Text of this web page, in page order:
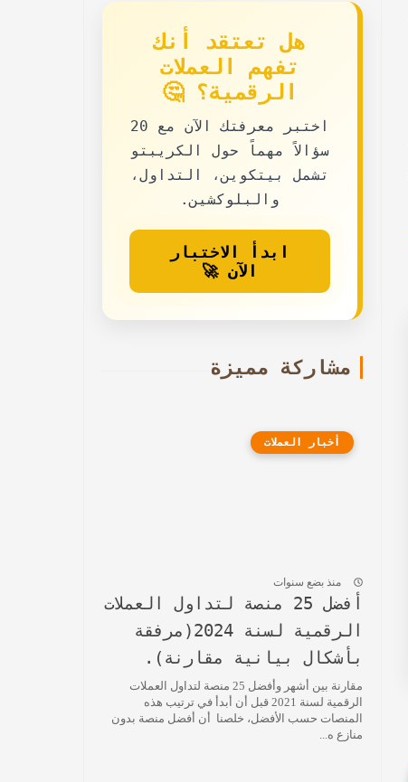
هل تعتقد أنك
تفهم العملات
الرقمية؟ 🤔
اختبر معرفتك الآن مع 20
سؤالاً مهماً حول الكريبتو
تشمل بيتكوين، التداول،
والبلوكشين.
ابدأ الاختبار
الآن 🚀
مشاركة مميزة
أخبار العملات
منذ بضع سنوات
أفضل 25 منصة لتداول العملات
الرقمية لسنة 2024(مرفقة
بأشكال بيانية مقارنة).
مقارنة بين أشهر وأفضل 25 منصة لتداول العملات
الرقمية لسنة 2021 قبل أن أبدأ في ترتيب هذه
المنصات حسب الأفضل، خلصنا أن أفضل منصة بدون
منازع ه...